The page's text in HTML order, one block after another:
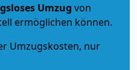
Umzug von
ermöglichen können.
Umzugskosten, nur